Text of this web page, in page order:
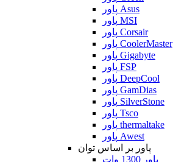
پاور Asus
پاور MSI
پاور Corsair
پاور CoolerMaster
پاور Gigabyte
پاور FSP
پاور DeepCool
پاور GamDias
پاور SilverStone
پاور Tsco
پاور thermaltake
پاور Awest
پاور بر اساس توان
پاور 1300 وات